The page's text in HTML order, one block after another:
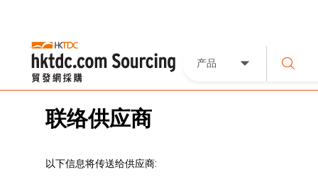
产品
联络供应商
以下信息将传送给供应商: